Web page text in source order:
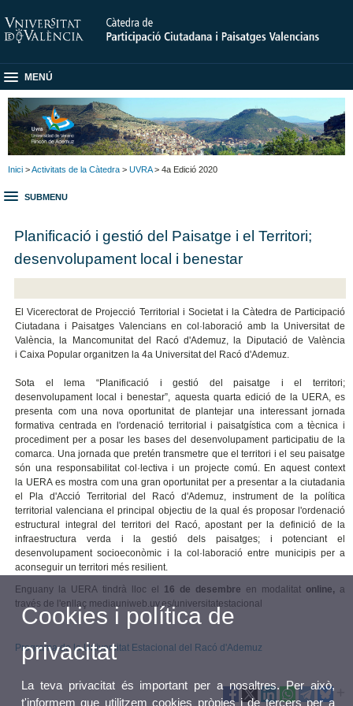
MENÚ
Inici >Activitats de la Càtedra > UVRA> 4a Edició 2020
SUBMENU
Planificació i gestió del Paisatge i el Territori;
desenvolupament local i benestar
El Vicerectorat de Projecció Territorial i Societat i la Càtedra de Participació
Ciutadana i Paisatges Valencians en col·laboració amb la Universitat de
València, la Mancomunitat del Racó d'Ademuz, la Diputació de València
i Caixa Popular organitzen la 4a Universitat del Racó d'Ademuz.
Sota el lema “Planificació i gestió del paisatge i el territori;
desenvolupament local i benestar”, aquesta quarta edició de la UERA, es
presenta com una nova oportunitat de plantejar una interessant jornada
formativa centrada en l'ordenació territorial i paisatgística com a tècnica i
procediment per a posar les bases del desenvolupament participatiu de la
comarca. Una jornada que pretén transmetre que el territori i el seu paisatge
són una responsabilitat col·lectiva i un projecte comú. En aquest context
la UERA es mostra com una gran oportunitat per a presentar a la ciutadania
el Pla d'Acció Territorial del Racó d'Ademuz, instrument de la política
territorial valenciana el principal objectiu de la qual és proposar l'ordenació
estructural integral del territori del Racó, apostant per la definició de la
infraestructura verda i la gestió dels paisatges; i potenciant el
desenvolupament socioeconòmic i la col·laboració entre municipis per a
aconseguir un territori més resilient.
Enguany la UERA tindrà lloc el 16 de desembre en modalitat online, a
través de l'enllaç mediauniweb.uv.es/universitatestacional
Programa de la Universitat Estacional del Racó d'Ademuz
Cookies i política de
privacitat
La teva privacitat és important per a nosaltres. Per això,
t'informem que utilitzem cookies pròpies i de tercers per a